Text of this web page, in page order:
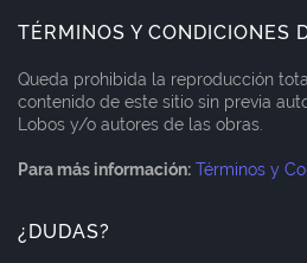
TÉRMINOS Y CONDICIONES
Queda prohibida la reproducción
contenido de este sitio sin previa
Lobos y/o autores de las obras.
Para más información: Términos y
¿DUDAS?